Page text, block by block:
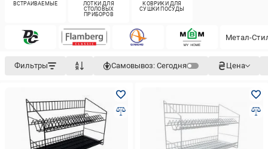
ВСТРАИВАЕМЫЕ
ЛОТКИ ДЛЯ
СТОЛОВЫХ
ПРИБОРОВ
КОВРИКИ ДЛЯ
СУШКИ ПОСУДЫ
Метал-
Фильтры Самовывоз: Сегодня Цена